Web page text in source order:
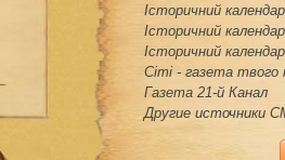
Історичний
Історичний
Історичний
Сіті - газета твого
Газета 21-й Канал
Другие источники